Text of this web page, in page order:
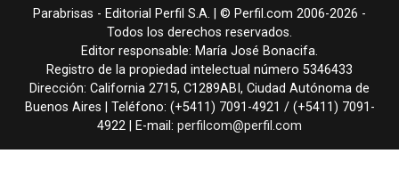
Parabrisas - Editorial Perfil S.A. | © Perfil.com 2006-2026 -
Todos los derechos reservados.
Editor responsable: María José Bonacifa.
Registro de la propiedad intelectual número 5346433
Dirección: California 2715, C1289ABI , Ciudad Autónoma de
Buenos Aires | Teléfono: (+5411) 7091-4921 / (+5411) 7091-
4922 | E-mail: perfilcom@perfil.com